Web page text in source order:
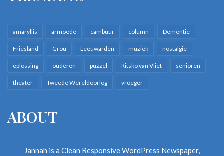
amaryllis armoede cambuur column Dementie
Friesland Grou Leeuwarden muziek nostalgie
oplossing ouderen puzzel Ritsko van Vliet senioren
theater Tweede Wereldoorlog vroeger
ABOUT
Jannah is a Clean Responsive WordPress Newspaper,